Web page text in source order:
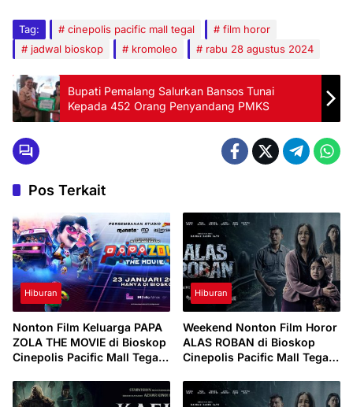
Tag: cinepolis pacific mall tegal
film horor
jadwal bioskop
kromoleo rabu 28 agustus 2024
Bupati Pemalang Salurkan Bansos Tunai
Kepada 452 Orang Penyandang PMKS
Pos Terkait
Hiburan
Nonton Film Keluarga PAPA
ZOLA THE MOVIE di Bioskop
Cinepolis Pacific Mall Tegal,
Hiburan
Weekend Nonton Film Horor
ALAS ROBAN di Bioskop
Cinepolis Pacific Mall Tegal,